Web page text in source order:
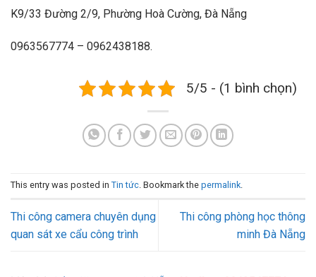
K9/33 Đường 2/9, Phường Hoà Cường, Đà Nẵng
0963567774 – 0962438188.
5/5 - (1 bình chọn)
This entry was posted in Tin tức. Bookmark the permalink.
Thi công camera chuyên dụng
quan sát xe cẩu công trình
Thi công phòng học thông
minh Đà Nẵng